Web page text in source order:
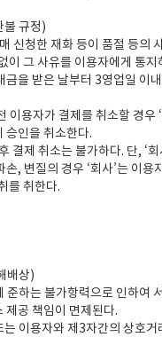
불 규정)
신청한 재화 등이 품절 등의
이 그 사유를 이용자에게 통지
금을 받은 날부터 3영업일 이
용자가 결제를 취소할 경우
승인을 취소한다.
결제 취소는 불가하다. 단, ‘회
, 변질의 경우 ‘회사’는 이용
를 취한다.
배상)
하는 불가항력으로 인하여
제공 책임이 면제된다.
이용자와 제3자간의 상호거